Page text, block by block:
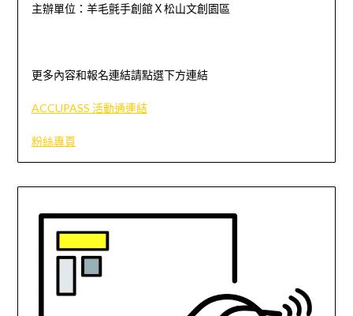
主辦單位：羊毛氈手創館Ｘ松山文創園區
更多內容和報名連結請點選下方連結
ACCUPASS 活動通連結
粉絲專頁